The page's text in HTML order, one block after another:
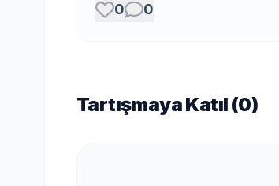
0 0
Tartışmaya Katıl (0)